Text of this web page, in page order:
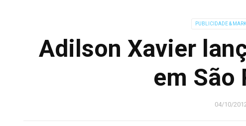
PUBLICIDADE &
Adilson Xavier
em São
04/10/